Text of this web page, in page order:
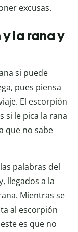
excusas.
la rana y
si puede
pues piensa
El escorpión
si le pica la rana
que no sabe
palabras del
llegados a la
Mientras se
al escorpión
es que no